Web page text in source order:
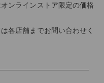
ンラインストア限定の価格
各店舗までお問い合わせく